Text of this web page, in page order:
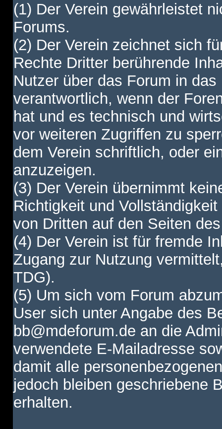
(1) Der Verein gewährleistet
Forums.
(2) Der Verein zeichnet sich
Rechte Dritter berührende
Nutzer über das Forum in
verantwortlich, wenn der
hat und es technisch und
vor weiteren Zugriffen zu
dem Verein schriftlich, oder
anzuzeigen.
(3) Der Verein übernimmt
Richtigkeit und
von Dritten auf den Seiten
(4) Der Verein ist für fremde
Zugang zur Nutzung
TDG).
(5) Um sich vom Forum
User sich unter Angabe des
bb@mdeforum.de an die
verwendete E-Mailadresse
damit alle
jedoch bleiben geschriebene
erhalten.